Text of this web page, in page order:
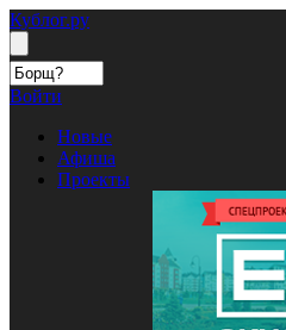
Кублог.ру
Войти
Новые
Афиша
Проекты